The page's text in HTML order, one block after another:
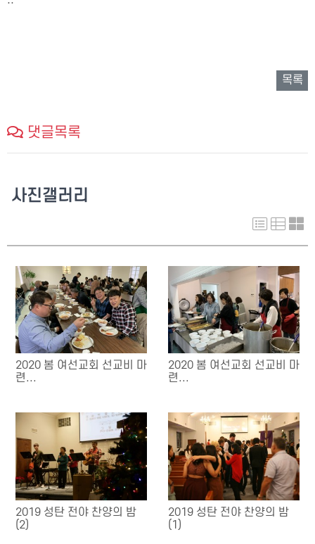
목록
댓글목록
사진갤러리
2020 봄 여선교회 선교비 마
련...
2020 봄 여선교회 선교비 마
련...
2019 성탄 전야 찬양의 밤
(2)
2019 성탄 전야 찬양의 밤
(1)